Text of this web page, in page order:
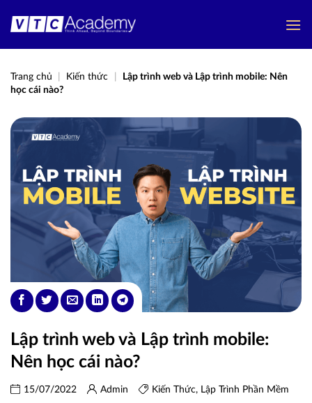
qua
Trang chủ Kiến thức
Lập trình web và Lập trình mobile: Nên
học cái nào?
Lập trình web và Lập trình mobile:
Nên học cái nào?
15/07/2022 Admin Kiến Thức, Lập Trình Phần Mềm